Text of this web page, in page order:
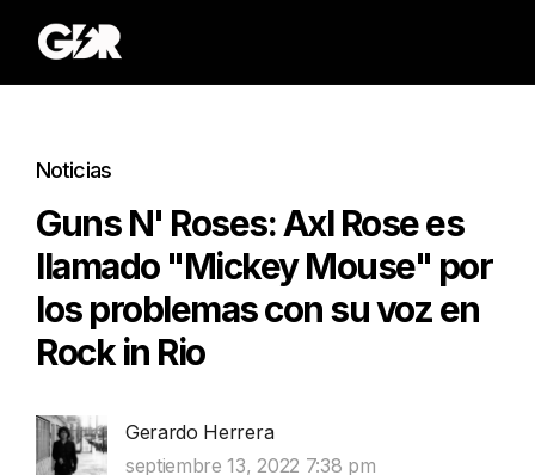
Noticias
Guns N' Roses: Axl Rose es
llamado "Mickey Mouse" por
los problemas con su voz en
Rock in Rio
Gerardo Herrera
septiembre 13, 2022 7:38 pm